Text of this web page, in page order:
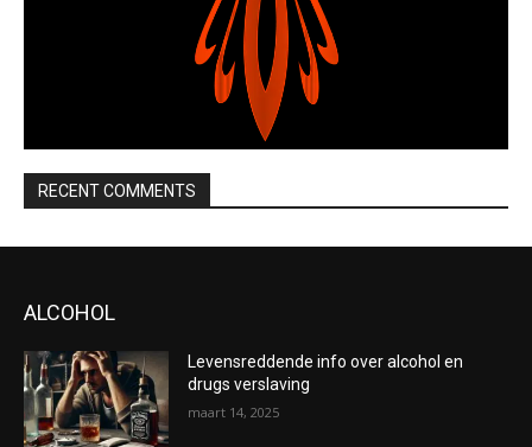
RECENT COMMENTS
ALCOHOL
Levensreddende info over alcohol en
drugs verslaving
maart 14, 2025